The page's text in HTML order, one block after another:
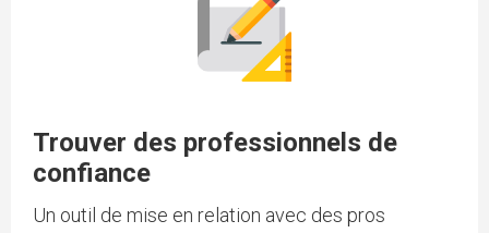
Trouver des professionnels de
confiance
Un outil de mise en relation avec des pros